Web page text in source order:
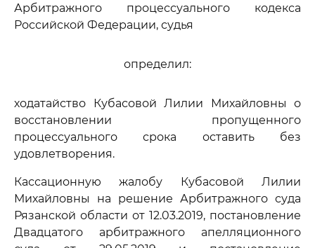
Арбитражного процессуального кодекса
Российской Федерации, судья
определил:
ходатайство Кубасовой Лилии Михайловны о
восстановлении пропущенного
процессуального срока оставить без
удовлетворения.
Кассационную жалобу Кубасовой Лилии
Михайловны на решение Арбитражного суда
Рязанской области от 12.03.2019, постановление
Двадцатого арбитражного апелляционного